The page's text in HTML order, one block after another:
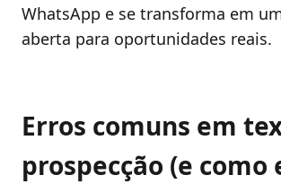
WhatsApp e se transforma em
aberta para oportunidades reais.
Erros comuns em
prospecção (e como